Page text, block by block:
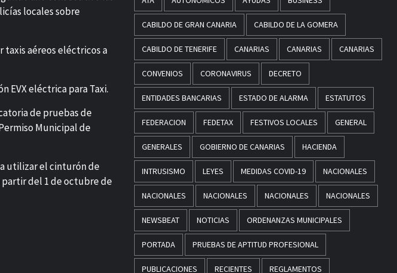
locales sobre
taxis aéreos eléctricos a
EVX eléctrica para Taxi.
de pruebas de
Municipal de
utilizar el cinturón de
del 1 de octubre de
CABILDO DE GRAN CANARIA CABILDO DE LA GOMERA
CABILDO DE TENERIFE CANARIAS CANARIAS CANARIAS
CONVENIOS CORONAVIRUS DECRETO
ENTIDADES BANCARIAS ESTADO DE ALARMA ESTATUTOS
FEDERACION FEDETAX FESTIVOS LOCALES GENERAL
GENERALES GOBIERNO DE CANARIAS HACIENDA
INTRUSISMO LEYES MEDIDAS COVID-19 NACIONALES
NACIONALES NACIONALES NACIONALES NACIONALES
NEWSBEAT NOTICIAS ORDENANZAS MUNICIPALES
PORTADA PRUEBAS DE APTITUD PROFESIONAL
PUBLICACIONES RECIENTES REGLAMENTOS